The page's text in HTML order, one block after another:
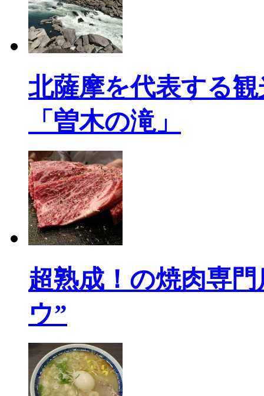
北薩摩を代表する
「曽木の滝」
超熟成！の焼肉専
ウ”